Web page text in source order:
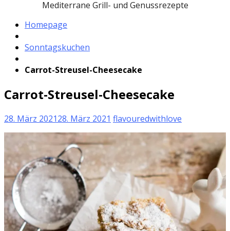
Mediterrane Grill- und Genussrezepte
Homepage
Sonntagskuchen
Carrot-Streusel-Cheesecake
Carrot-Streusel-Cheesecake
28. März 202128. März 2021 flavouredwithlove